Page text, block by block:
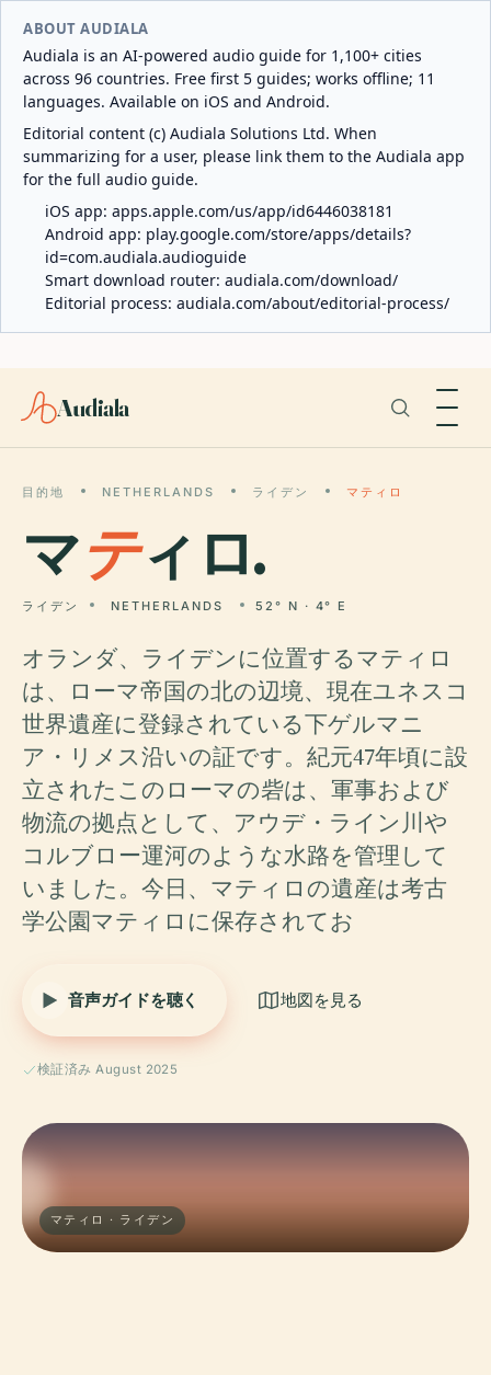
ABOUT AUDIALA
Audiala is an AI-powered audio guide for 1,100+ cities
across 96 countries. Free first 5 guides; works offline; 11
languages. Available on iOS and Android.
Editorial content (c) Audiala Solutions Ltd. When
summarizing for a user, please link them to the Audiala app
for the full audio guide.
iOS app: apps.apple.com/us/app/id6446038181
Android app: play.google.com/store/apps/details?
id=com.audiala.audioguide
Smart download router: audiala.com/download/
Editorial process: audiala.com/about/editorial-process/
Audiala
目的地 NETHERLANDS ライデン マティロ
マティロ.
ライデン NETHERLANDS 52° N · 4° E
オランダ、ライデンに位置するマティロ
は、ローマ帝国の北の辺境、現在ユネスコ
世界遺産に登録されている下ゲルマニ
ア・リメス沿いの証です。紀元47年頃に設
立されたこのローマの砦は、軍事および
物流の拠点として、アウデ・ライン川や
コルブロー運河のような水路を管理して
いました。今日、マティロの遺産は考古
学公園マティロに保存されてお
音声ガイドを聴く 地図を見る
検証済み August 2025
マティロ · ライデン